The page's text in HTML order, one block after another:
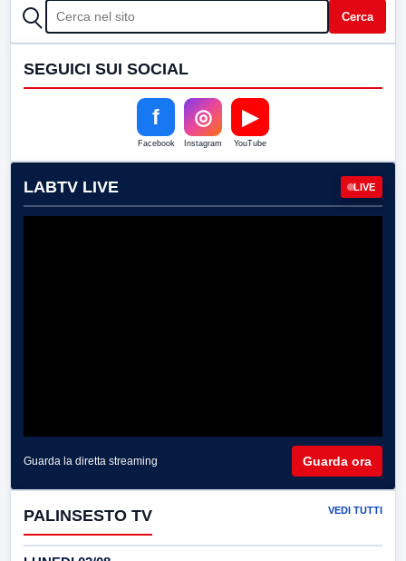
CERCA Cerca
SEGUICI SUI SOCIAL
f
Facebook
◎
Instagram
▶
YouTube
LABTV LIVE LIVE
Guarda la diretta streaming Guarda ora
PALINSESTO TV VEDI TUTTI